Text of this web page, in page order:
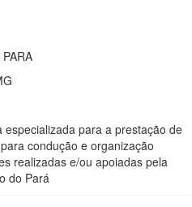
para a prestação de
condução e organização
realizadas e/ou apoiadas pela
do Pará